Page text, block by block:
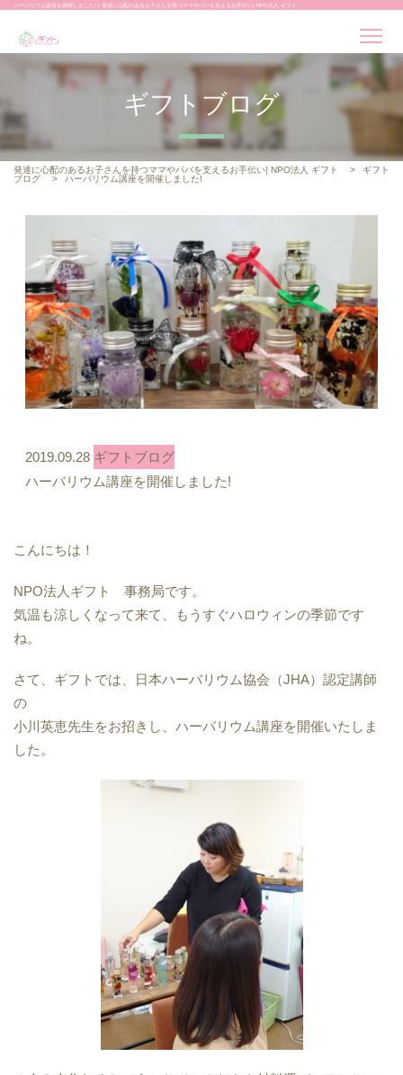
ハーバリウム講座を開催しました! | 発達に心配のあるお子さんを持つママやパパを支えるお手伝い| NPO法人 ギフト
ギフトブログ
発達に心配のあるお子さんを持つママやパパを支えるお手伝い| NPO法人 ギフト >
ギフト
ブログ
> ハーバリウム講座を開催しました!
2019.09.28 ギフトブログ
ハーバリウム講座を開催しました!
こんにちは！
NPO法人ギフト 事務局です。
気温も涼しくなって来て、もうすぐハロウィンの季節です
ね。
さて、ギフトでは、日本ハーバリウム協会（JHA）認定講師
の
小川英恵先生をお招きし、ハーバリウム講座を開催いたしま
した。